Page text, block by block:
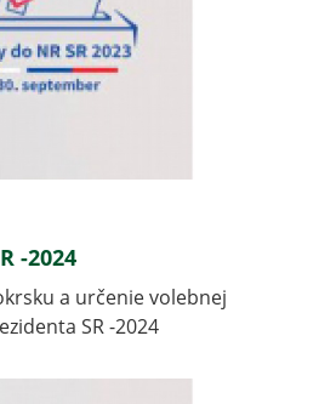
-2024
a určenie volebnej
SR -2024